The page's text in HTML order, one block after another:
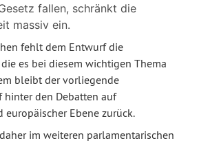
fallen, schränkt die
massiv ein.
fehlt dem Entwurf die
es bei diesem wichtigen Thema
bleibt der vorliegende
hinter den Debatten auf
Ebene zurück.
im weiteren parlamentarischen